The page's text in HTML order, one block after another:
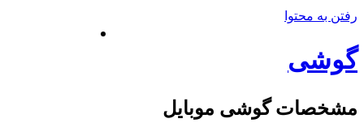
رفتن به محتوا
گوشی
مشخصات گوشی موبایل